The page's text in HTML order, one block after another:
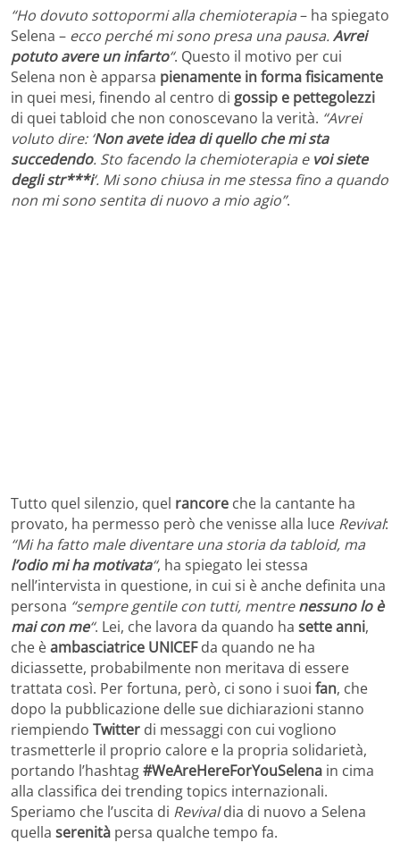
“Ho dovuto sottopormi alla chemioterapia– ha spiegato
Selena – ecco perché mi sono presa una pausa.Avrei
potuto avere un infarto“. Questo il motivo per cui
Selena non è apparsa pienamente in forma fisicamente
in quei mesi, finendo al centro di gossip e pettegolezzi
di quei tabloid che non conoscevano la verità. “Avrei
voluto dire: ‘Non avete idea di quello che mi sta
succedendo. Sto facendo la chemioterapia e voi siete
degli str***i‘. Mi sono chiusa in me stessa fino a quando
non mi sono sentita di nuovo a mio agio”.
Tutto quel silenzio, quel rancore che la cantante ha
provato, ha permesso però che venisse alla luce Revival:
“Mi ha fatto male diventare una storia da tabloid, ma
l’odio mi ha motivata“, ha spiegato lei stessa
nell’intervista in questione, in cui si è anche definita una
persona “sempre gentile con tutti, mentrenessuno lo è
mai con me“. Lei, che lavora da quando ha sette anni,
che èambasciatrice UNICEFda quando ne ha
diciassette, probabilmente non meritava di essere
trattata così. Per fortuna, però, ci sono i suoi fan, che
dopo la pubblicazione delle sue dichiarazioni stanno
riempiendo Twitter di messaggi con cui vogliono
trasmetterle il proprio calore e la propria solidarietà,
portando l’hashtag#WeAreHereForYouSelena in cima
alla classifica dei trending topics internazionali.
Speriamo che l’uscita di Revivaldia di nuovo a Selena
quella serenità persa qualche tempo fa.